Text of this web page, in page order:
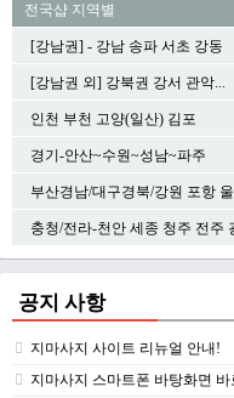
전국샵 지역별
[강남권] - 강남 송파 서초 강동
[강남권 외] 강북권 강서 관악...
인천 부천 고양(일산) 김포
경기-안산~수원~성남~파주
부산경남/대구경북/강원 포항
충청/전라-천안 세종 청주 전주
공지 사항
지마사지 사이트 리뉴얼 안내!
지마사지 스마트폰 바탕화면